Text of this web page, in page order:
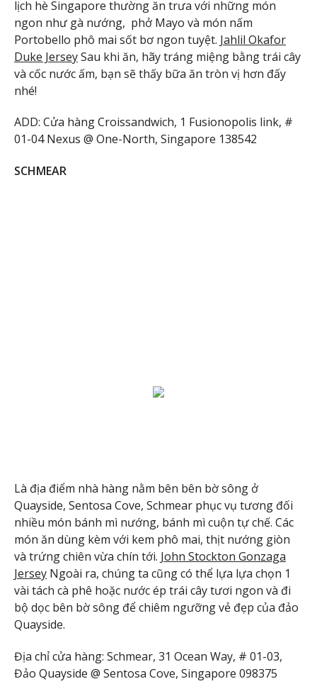
lịch hè Singapore thường ăn trưa với những món
ngon như gà nướng, phở Mayo và món nấm
Portobello phô mai sốt bơ ngon tuyệt. Jahlil Okafor
Duke JerseySau khi ăn, hãy tráng miệng bằng trái cây
và cốc nước ấm, bạn sẽ thấy bữa ăn tròn vị hơn đấy
nhé!
ADD: Cửa hàng Croissandwich, 1 Fusionopolis link, #
01-04 Nexus @ One-North, Singapore 138542
SCHMEAR
Là địa điểm nhà hàng nằm bên bên bờ sông ở
Quayside, Sentosa Cove, Schmear phục vụ tương đối
nhiều món bánh mì nướng, bánh mì cuộn tự chế. Các
món ăn dùng kèm với kem phô mai, thịt nướng giòn
và trứng chiên vừa chín tới. John Stockton Gonzaga
Jersey Ngoài ra, chúng ta cũng có thể lựa lựa chọn 1
vài tách cà phê hoặc nước ép trái cây tươi ngon và đi
bộ dọc bên bờ sông để chiêm ngưỡng vẻ đẹp của đảo
Quayside.
Địa chỉ cửa hàng: Schmear, 31 Ocean Way, # 01-03,
Đảo Quayside @ Sentosa Cove, Singapore 098375